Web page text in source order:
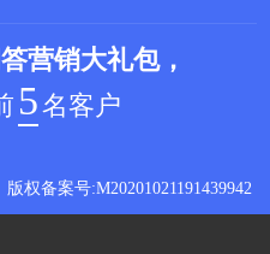
营销大礼包，
5名客户
版权备案号:M20201021191439942